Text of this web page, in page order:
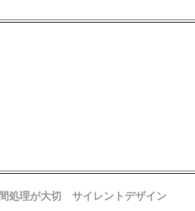
処理が大切 サイレントデザイン